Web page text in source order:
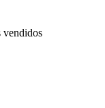
vendidos